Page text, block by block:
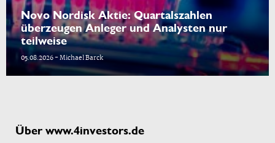
Novo Nordisk Aktie: Quartalszahlen
überzeugen Anleger und Analysten nur
teilweise
05.08.2026 - Michael Barck
Über www.4investors.de